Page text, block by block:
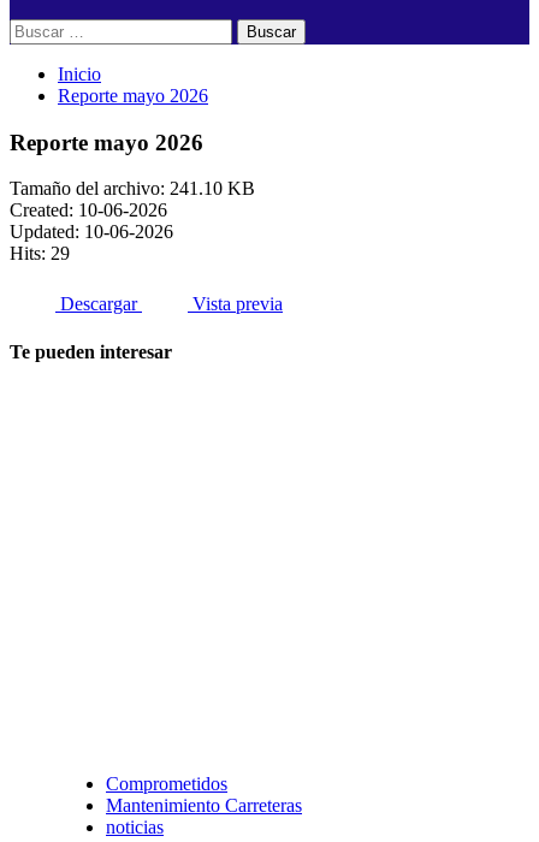
Buscar:
Inicio
Reporte mayo 2026
Reporte mayo 2026
Tamaño del archivo: 241.10 KB
Created: 10-06-2026
Updated: 10-06-2026
Hits: 29
Descargar Vista previa
Te pueden interesar
Comprometidos
Mantenimiento Carreteras
noticias